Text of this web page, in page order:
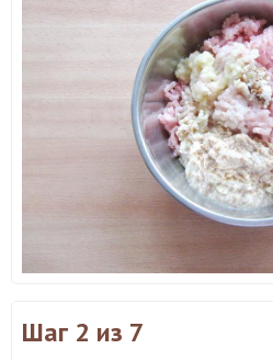
Шаг 2 из 7